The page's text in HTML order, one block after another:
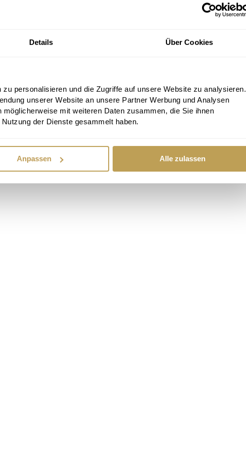
Details Über Cookies
personalisieren und die Zugriffe auf unsere Website zu analysieren.
unserer Website an unsere Partner Werbung und Analysen
mit weiteren Daten zusammen, die Sie ihnen
der Dienste gesammelt haben.
Anpassen Alle zulassen